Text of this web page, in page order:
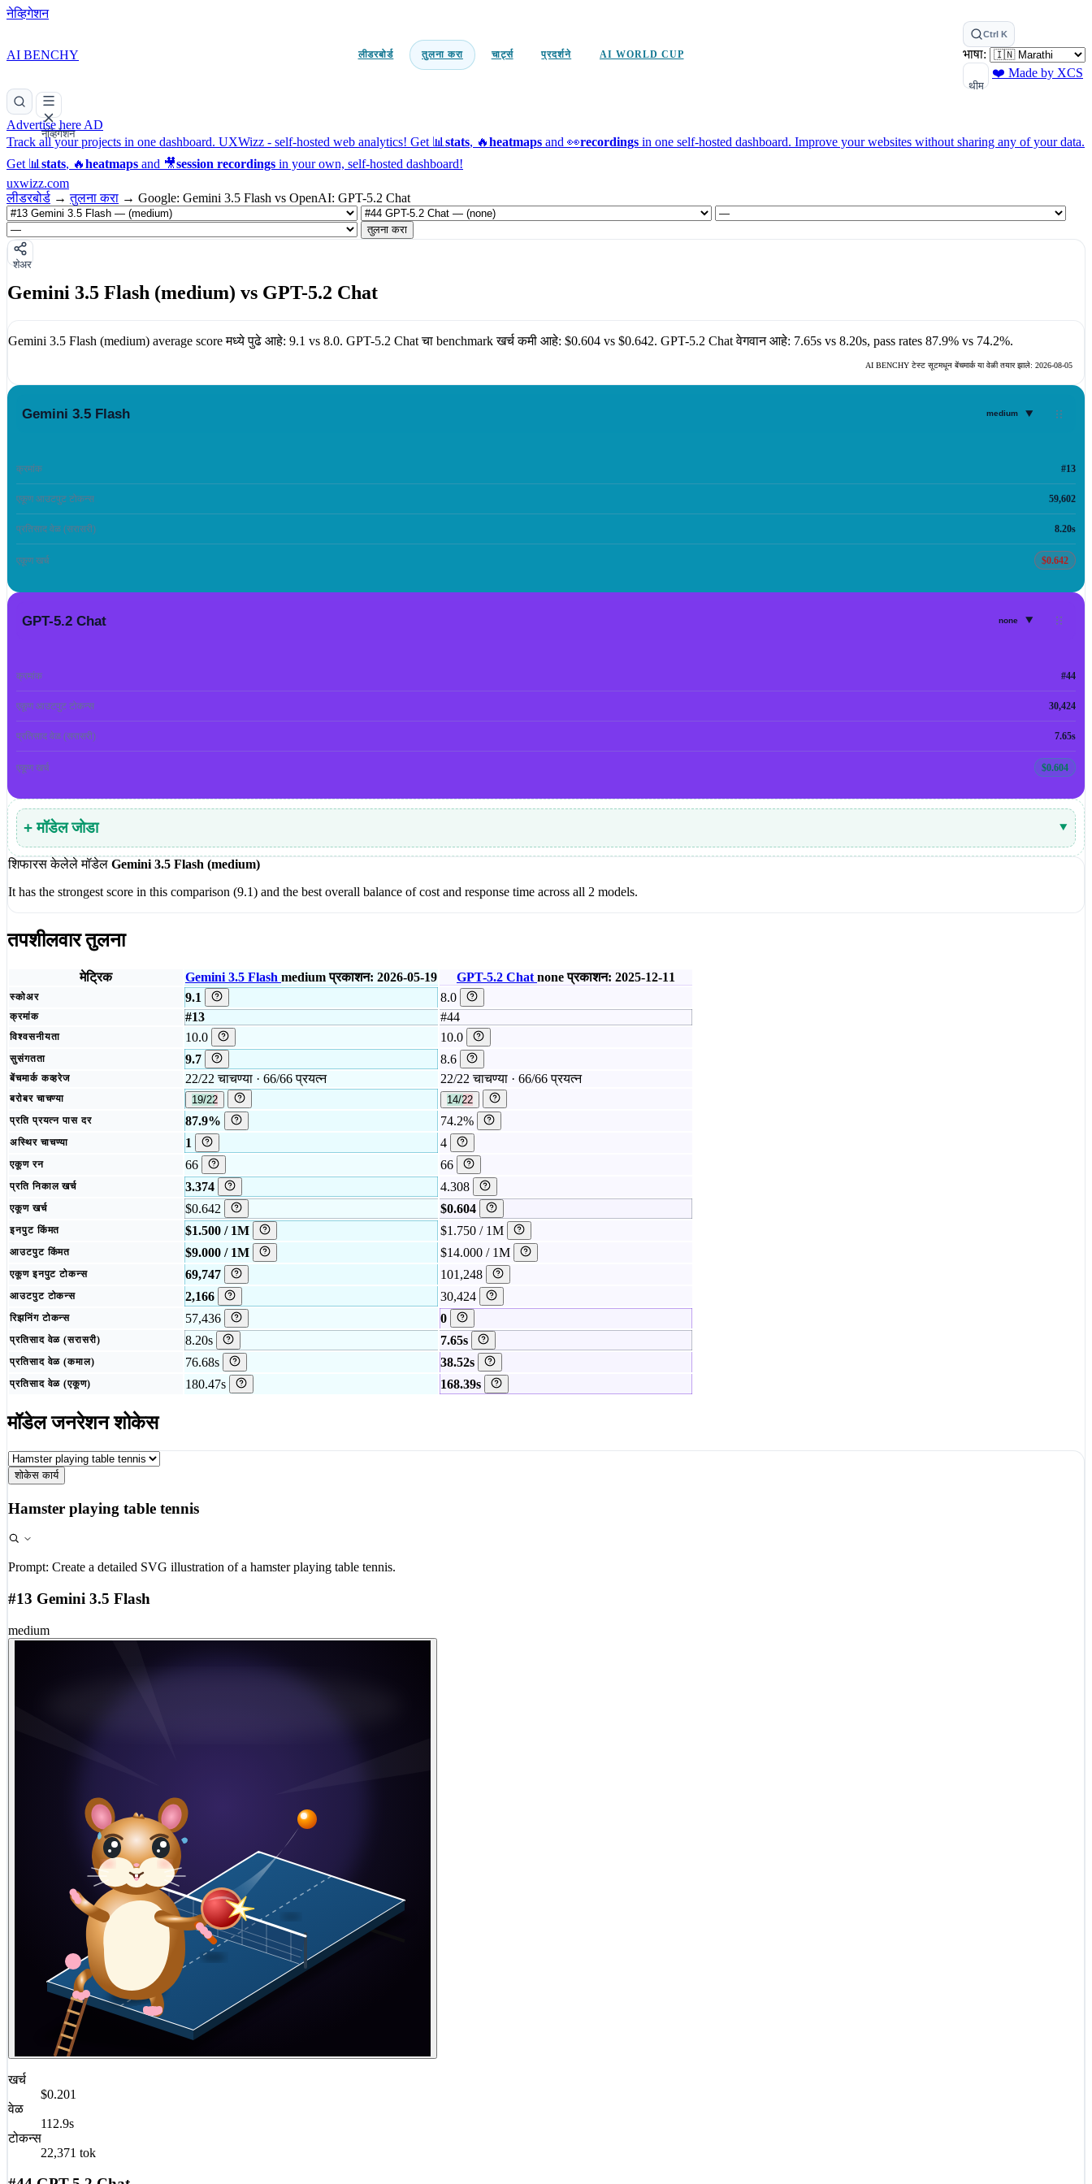
नेव्हिगेशन
AI BENCHY लीडरबोर्ड तुलना करा चार्ट्स प्रदर्शने AI WORLD CUP
Ctrl K
भाषा:
थीम
❤️ Made by XCS
नेव्हिगेशन
Advertise here AD
Track all your projects in one dashboard. UXWizz - self-hosted web analytics! Get 📊 stats, 🔥heatmaps and 👀recordings in one self-hosted dashboard. Improve your websites without sharing any of your data.
Get 📊 stats, 🔥heatmaps and 🎥session recordings in your own, self-hosted dashboard!
uxwizz.com
लीडरबोर्ड → तुलना करा → Google: Gemini 3.5 Flash vs OpenAI: GPT-5.2 Chat
तुलना करा
शेअर
Gemini 3.5 Flash (medium) vs GPT-5.2 Chat
Gemini 3.5 Flash (medium) average score मध्ये पुढे आहे: 9.1 vs 8.0. GPT-5.2 Chatचा benchmark खर्च कमी आहे: $0.604 vs $0.642. GPT-5.2 Chatवेगवान आहे: 7.65s vs 8.20s, pass rates 87.9% vs 74.2%.
AI BENCHY टेस्ट सूटमधून बेंचमार्क या वेळी तयार झाले: 2026-08-05
Gemini 3.5 Flash medium ▾
क्रमांक #13
एकूण आउटपुट टोकन्स 59,602
प्रतिसाद वेळ (सरासरी) 8.20s
एकूण खर्च $0.642
GPT-5.2 Chat none ▾
क्रमांक #44
एकूण आउटपुट टोकन्स 30,424
प्रतिसाद वेळ (सरासरी) 7.65s
एकूण खर्च $0.604
+ मॉडेल जोडा ▾
शिफारस केलेले मॉडेल Gemini 3.5 Flash (medium)
It has the strongest score in this comparison (9.1) and the best overall balance of cost and response time across all 2 models.
तपशीलवार तुलना
मेट्रिक Gemini 3.5 Flash medium प्रकाशन: 2026-05-19 GPT-5.2 Chat none प्रकाशन: 2025-12-11
स्कोअर 9.1 8.0
क्रमांक #13 #44
विश्वसनीयता 10.0 10.0
सुसंगतता 9.7 8.6
बेंचमार्क कव्हरेज 22/22 चाचण्या · 66/66 प्रयत्न 22/22 चाचण्या · 66/66 प्रयत्न
बरोबर चाचण्या 19/22 14/22
प्रति प्रयत्न पास दर 87.9% 74.2%
अस्थिर चाचण्या 1 4
एकूण रन 66 66
प्रति निकाल खर्च 3.374 4.308
एकूण खर्च $0.642 $0.604
इनपुट किंमत $1.500 / 1M $1.750 / 1M
आउटपुट किंमत $9.000 / 1M $14.000 / 1M
एकूण इनपुट टोकन्स 69,747 101,248
आउटपुट टोकन्स 2,166 30,424
रिझनिंग टोकन्स 57,436 0
प्रतिसाद वेळ (सरासरी) 8.20s 7.65s
प्रतिसाद वेळ (कमाल) 76.68s 38.52s
प्रतिसाद वेळ (एकूण) 180.47s 168.39s
मॉडेल जनरेशन शोकेस
शोकेस कार्य
Hamster playing table tennis
Prompt: Create a detailed SVG illustration of a hamster playing table tennis.
#13 Gemini 3.5 Flash
medium
खर्च
$0.201
वेळ
112.9s
टोकन्स
22,371 tok